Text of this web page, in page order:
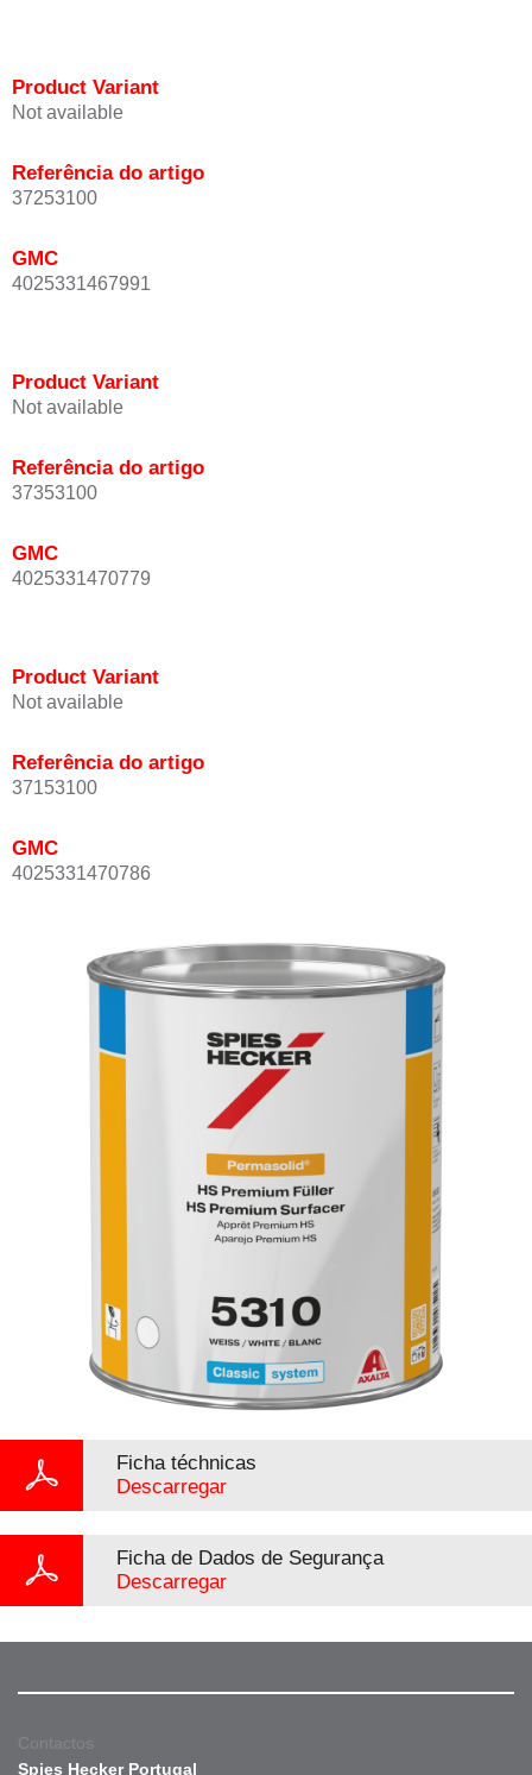
Product Variant
Not available
Referência do artigo
37253100
GMC
4025331467991
Product Variant
Not available
Referência do artigo
37353100
GMC
4025331470779
Product Variant
Not available
Referência do artigo
37153100
GMC
4025331470786
Ficha téchnicas
Descarregar
Ficha de Dados de Segurança
Descarregar
Contactos
Spies Hecker Portugal